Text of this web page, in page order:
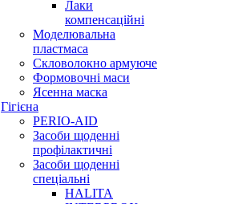
Лаки
компенсаційні
Моделювальна
пластмаса
Скловолокно армуюче
Формовочні маси
Ясенна маска
Гігієна
PERIO-AID
Засоби щоденні
профілактичні
Засоби щоденні
спеціальні
HALITA